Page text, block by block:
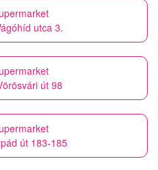
utca 3.
út 98
út 183-185